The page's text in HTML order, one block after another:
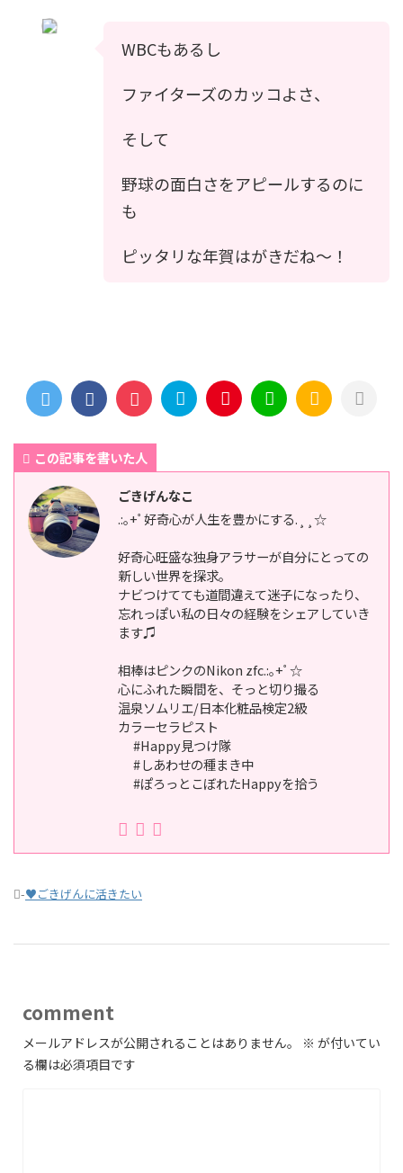
WBCもあるし
ファイターズのカッコよさ、
そして
野球の面白さをアピールするのに
も
ピッタリな年賀はがきだね〜！
この記事を書いた人
ごきげんなこ
.:｡+ﾟ好奇心が人生を豊かにする.¸¸☆
好奇心旺盛な独身アラサーが自分にとっての
新しい世界を探求。
ナビつけてても道間違えて迷子になったり、
忘れっぽい私の日々の経験をシェアしていき
ます♫
相棒はピンクのNikon zfc.:｡+ﾟ☆
心にふれた瞬間を、そっと切り撮る
温泉ソムリエ/日本化粧品検定2級
カラーセラピスト
#Happy見つけ隊
#しあわせの種まき中
#ぽろっとこぼれたHappyを拾う
-♥ごきげんに活きたい
comment
メールアドレスが公開されることはありません。 ※ が付いてい
る欄は必須項目です